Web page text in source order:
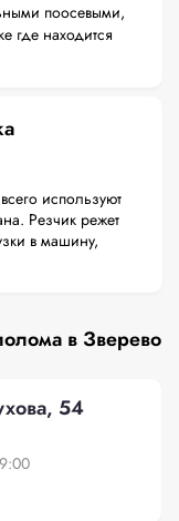
поосевыми,
где находится
используют
Резчик режет
в машину,
в Зверево
54